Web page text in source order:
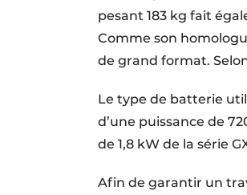
pesant 183 kg fait
Comme son
de grand format.
Le type de batterie
d’une puissance de
de 1,8 kW de la série
Afin de garantir un